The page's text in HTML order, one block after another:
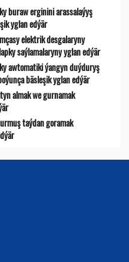
buraw erginini arassalaýyş
yglan edýär
elektrik desgalaryny
saýlamalaryny yglan edýär
awtomatiki ýangyn duýduryş
bäsleşik yglan edýär
almak we gurnamak
taýdan goramak